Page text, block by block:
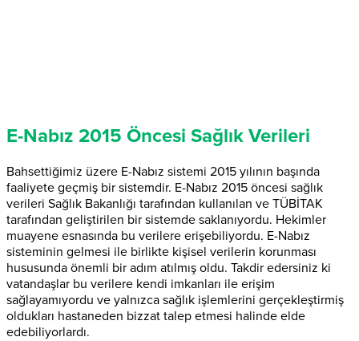
E-Nabız 2015 Öncesi Sağlık Verileri
Bahsettiğimiz üzere E-Nabız sistemi 2015 yılının başında
faaliyete geçmiş bir sistemdir. E-Nabız 2015 öncesi sağlık
verileri Sağlık Bakanlığı tarafından kullanılan ve TÜBİTAK
tarafından geliştirilen bir sistemde saklanıyordu. Hekimler
muayene esnasında bu verilere erişebiliyordu. E-Nabız
sisteminin gelmesi ile birlikte kişisel verilerin korunması
hususunda önemli bir adım atılmış oldu. Takdir edersiniz ki
vatandaşlar bu verilere kendi imkanları ile erişim
sağlayamıyordu ve yalnızca sağlık işlemlerini gerçekleştirmiş
oldukları hastaneden bizzat talep etmesi halinde elde
edebiliyorlardı.